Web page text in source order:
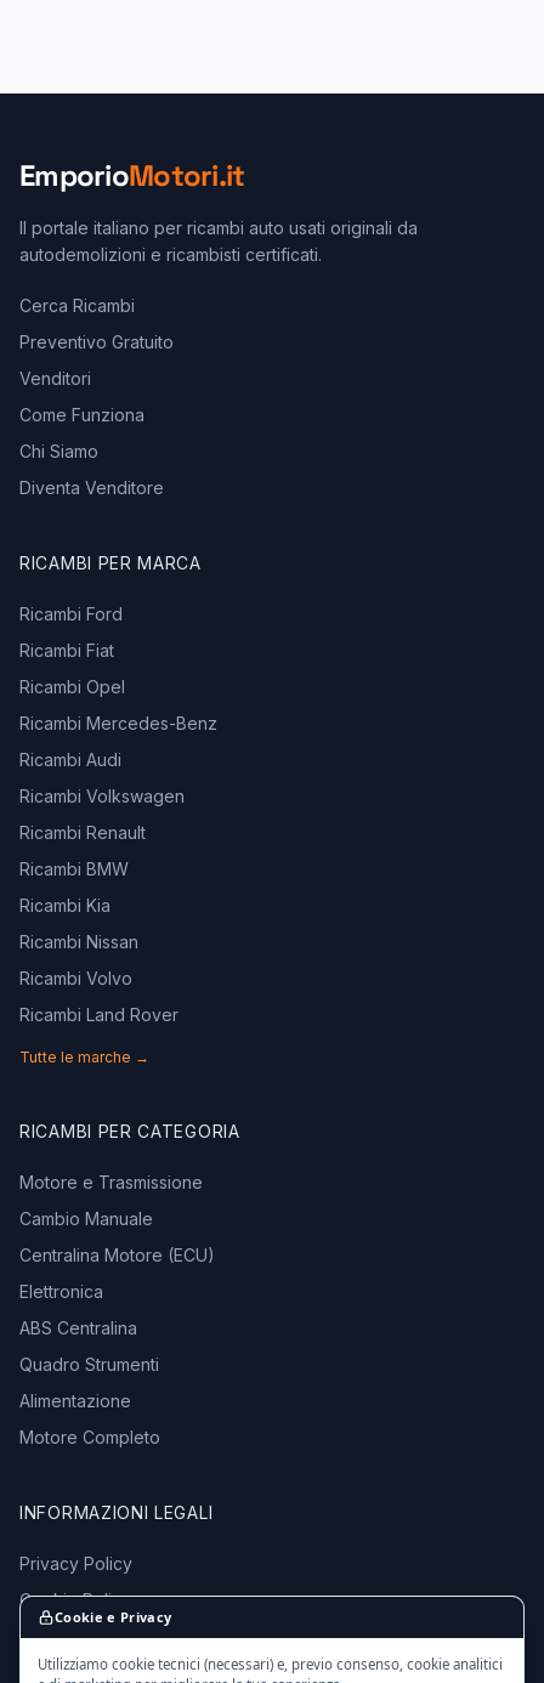
EmporioMotori.it
Il portale italiano per ricambi auto usati originali da
autodemolizioni e ricambisti certificati.
Cerca Ricambi
Preventivo Gratuito
Venditori
Come Funziona
Chi Siamo
Diventa Venditore
RICAMBI PER MARCA
Ricambi Ford
Ricambi Fiat
Ricambi Opel
Ricambi Mercedes-Benz
Ricambi Audi
Ricambi Volkswagen
Ricambi Renault
Ricambi BMW
Ricambi Kia
Ricambi Nissan
Ricambi Volvo
Ricambi Land Rover
Tutte le marche →
RICAMBI PER CATEGORIA
Motore e Trasmissione
Cambio Manuale
Centralina Motore (ECU)
Elettronica
ABS Centralina
Quadro Strumenti
Alimentazione
Motore Completo
INFORMAZIONI LEGALI
Privacy Policy
Cookie Policy
Termini e Condizioni
Cookie e Privacy
Utilizziamo cookie tecnici (necessari) e, previo consenso, cookie analitici